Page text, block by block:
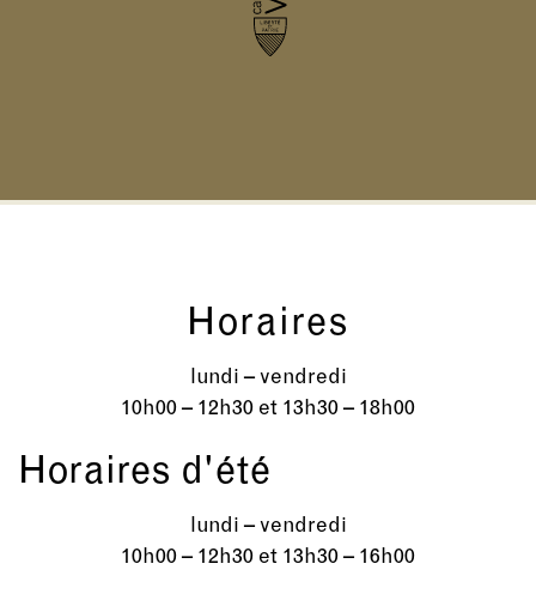
Horaires
lundi – vendredi
10h00 – 12h30 et 13h30 – 18h00
Horaires d'été
lundi – vendredi
10h00 – 12h30 et 13h30 – 16h00